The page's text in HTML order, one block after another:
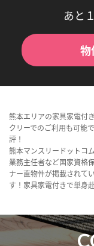
あと
物
熊本エリアの家具家電付
クリーでのご利用も可能
評！
熊本マンスリードットコ
業務主任者など国家資格
ナー直物件が掲載されて
す！家具家電付きで単身